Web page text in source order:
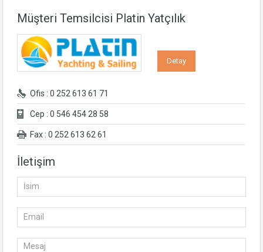
Müşteri Temsilcisi Platin Yatçılık
Ofis : 0 252 613 61 71
Cep : 0 546 454 28 58
Fax : 0 252 613 62 61
Detay
İletişim